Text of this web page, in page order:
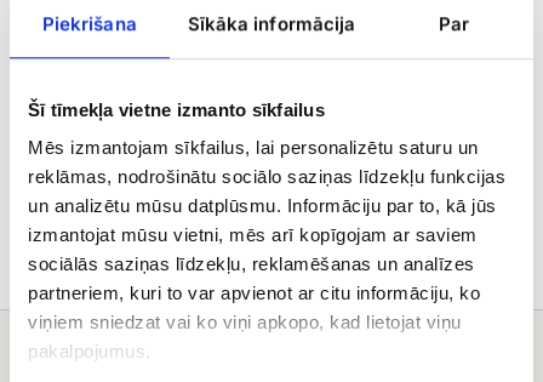
Piekrišana Sīkāka informācija Par
Šī tīmekļa vietne izmanto sīkfailus
Mēs izmantojam sīkfailus, lai personalizētu saturu un
reklāmas, nodrošinātu sociālo saziņas līdzekļu funkcijas
un analizētu mūsu datplūsmu. Informāciju par to, kā jūs
izmantojat mūsu vietni, mēs arī kopīgojam ar saviem
sociālās saziņas līdzekļu, reklamēšanas un analīzes
partneriem, kuri to var apvienot ar citu informāciju, ko
viņiem sniedzat vai ko viņi apkopo, kad lietojat viņu
pakalpojumus.
Состав букета может немного отличаться в
зависимости от наличия цветов, сохраняя
дизайн и ценность.
Советы по уходу
Вам может понравиться